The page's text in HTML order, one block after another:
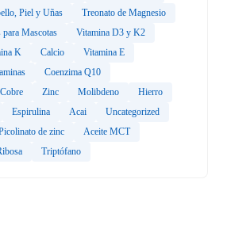
Piel y Uñas
Treonato de Magnesio
Mascotas
Vitamina D3 y K2
K Calcio
Vitamina E
Coenzima Q10
Cobre Zinc Molibdeno
Hierro
Espirulina Acai
Uncategorized
de zinc
Aceite MCT
Triptófano